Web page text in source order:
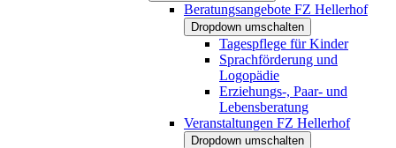
Beratungsangebote FZ Hellerhof
Dropdown umschalten
Tagespflege für Kinder
Sprachförderung und
Logopädie
Erziehungs-, Paar- und
Lebensberatung
Veranstaltungen FZ Hellerhof
Dropdown umschalten